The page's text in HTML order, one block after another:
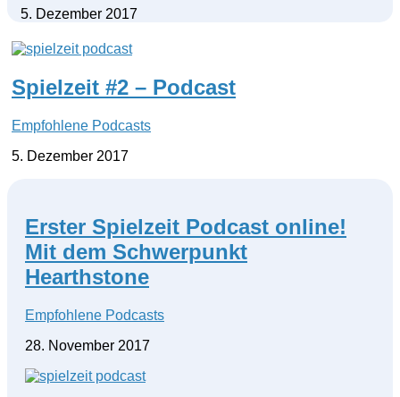
5. Dezember 2017
Spielzeit #2 – Podcast
Empfohlene Podcasts
5. Dezember 2017
Erster Spielzeit Podcast online!
Mit dem Schwerpunkt
Hearthstone
Empfohlene Podcasts
28. November 2017